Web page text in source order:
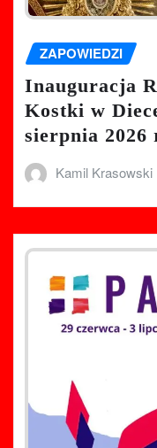
ZAPOWIEDZI
Inauguracja
Kostki w
sierpnia 2026
Kamil Krasowski